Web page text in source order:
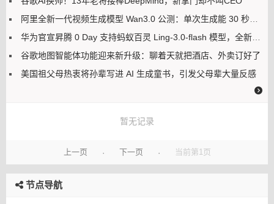
阿里全新一代视频生成模型 Wan3.0 公测：单次生成能 30 秒，号称万物皆可生视频
华为官宣昇腾 0 Day 支持蚂蚁百灵 Ling-3.0-flash 模型，全新算子编程框架 CANN PyPTO 首秀
谷歌地图智能体功能迎来新升级：聊着天就把酒店、外卖订好了
美国祖父母热衷将孙辈写进 AI 生成童书，引发父母辈大量反感
暂无记录
上一页 · 下一页 · 当前第1页
节点导航